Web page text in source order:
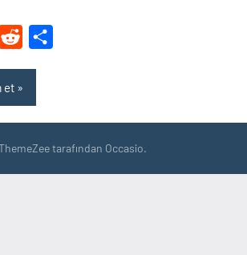
Email Reddit
et
tarafından Occasio.